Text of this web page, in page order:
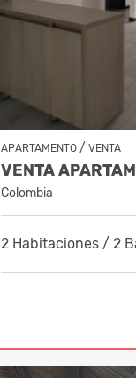
APARTAMENTO / VENTA
Colombia
2 Habitaciones / 2